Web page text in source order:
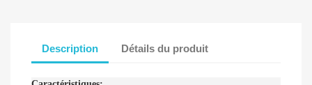
Description Détails du produit